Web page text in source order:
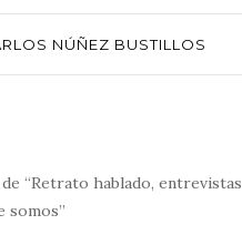
NÚÑEZ BUSTILLOS
“Retrato hablado, entrevistas
somos”